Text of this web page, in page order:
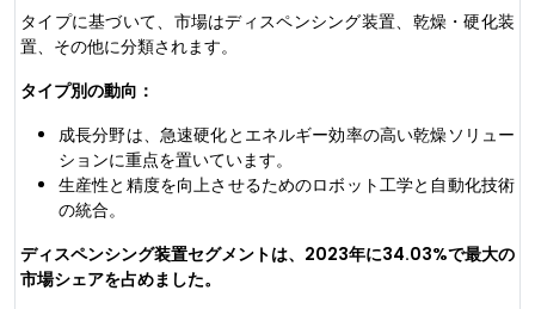
タイプに基づいて、市場はディスペンシング装置、乾燥・硬化装
置、その他に分類されます。
タイプ別の動向：
成長分野は、急速硬化とエネルギー効率の高い乾燥ソリュー
ションに重点を置いています。
生産性と精度を向上させるためのロボット工学と自動化技術
の統合。
ディスペンシング装置セグメントは、2023年に34.03%で最大の
市場シェアを占めました。